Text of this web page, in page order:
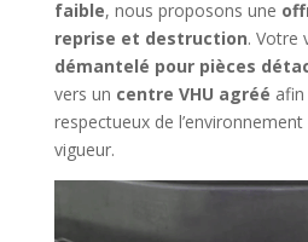
faible, nous proposons une
reprise et destruction. Votre
démantelé pour pièces
vers un centre VHU agréé afin
respectueux de
vigueur.